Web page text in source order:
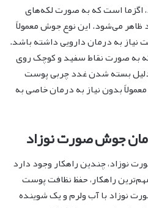
اگزما است که به صورت لکه‌های
می‌شود. این نوع جوش معمولاً
به درمان دارویی داشته باشد.
به صورت نقاط سفید و کوچک روی
بسته شدن غدد چربی پوست
بدون نیاز به درمان خاصی به
جوش صورت نوزاد
نوزاد، چندین راهکار وجود دارد
راهکار، حفظ نظافت پوست
نوزاد با آب ولرم و یک شوینده